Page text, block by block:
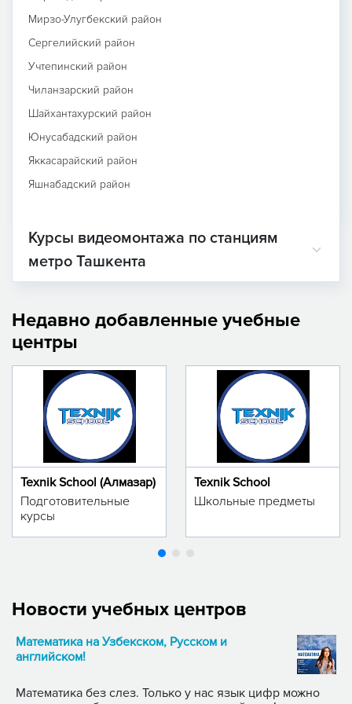
Мирзо-Улугбекский район
Сергелийский район
Учтепинский район
Чиланзарский район
Шайхантахурский район
Юнусабадский район
Яккасарайский район
Яшнабадский район
Курсы видеомонтажа по станциям
метро Ташкента
Недавно добавленные учебные
центры
Texnik School (Алмазар)
Подготовительные
курсы
Texnik School
Школьные предметы
Новости учебных центров
Математика на Узбекском, Русском и
английском!
Математика без слез. Только у нас язык цифр можно